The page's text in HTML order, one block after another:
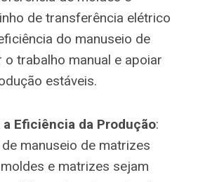
de transferência elétrico
do manuseio de
o trabalho manual e apoiar
estáveis.
Eficiência da Produção:
manuseio de matrizes
e matrizes sejam